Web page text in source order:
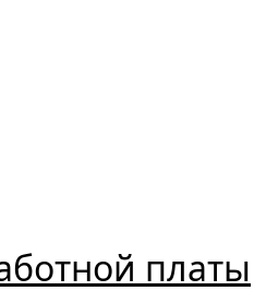
платы